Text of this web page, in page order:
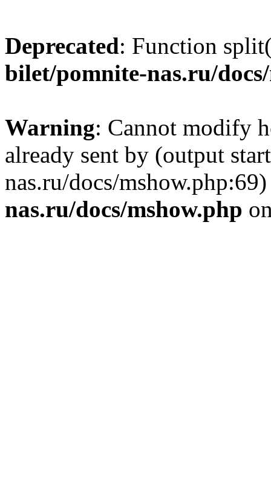
Deprecated: Function
bilet/pomnite-nas.ru/
Warning: Cannot modify
already sent by (output
nas.ru/docs/
nas.ru/docs/mshow.php